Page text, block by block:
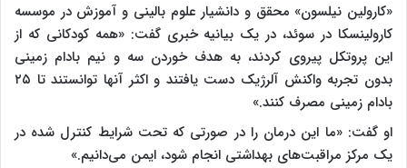
«کارولین نیلسون» محقق و دانشیار علوم بالینی و آموزش در موسسه
کارولینسکا در سوئد، در یک بیانیه خبری گفت: «همه کودکانی که از
این پروتکل پیروی کردند، به هدف خوردن سه و نیم بادام زمینی
بدون تجربه واکنش آلرژیک دست یافتند و اکثر آنها توانستند تا ۲۵
بادام زمینی مصرف کنند.»
او گفت: «ما این درمان را در صورتی که تحت شرایط کنترل شده در
یک مرکز مراقبت‌های بهداشتی انجام شود، ایمن می‌دانیم.»